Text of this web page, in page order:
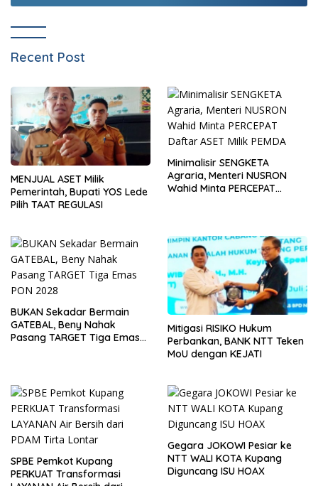
Recent Post
MENJUAL ASET Milik
Pemerintah, Bupati YOS Lede
Pilih TAAT REGULASI
Minimalisir SENGKETA
Agraria, Menteri NUSRON
Wahid Minta PERCEPAT
BUKAN Sekadar Bermain
GATEBAL, Beny Nahak
Pasang TARGET Tiga Emas
Mitigasi RISIKO Hukum
Perbankan, BANK NTT Teken
MoU dengan KEJATI
SPBE Pemkot Kupang
PERKUAT Transformasi
Gegara JOKOWI Pesiar ke
NTT WALI KOTA Kupang
Diguncang ISU HOAX